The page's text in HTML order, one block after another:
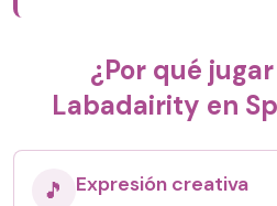
¿Por qué
Labadairity en
🎵 Expresión creativa